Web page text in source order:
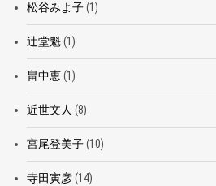
松谷みよ子(1)
辻堂魁(1)
畠中恵(1)
近世文人 (8)
宮尾登美子(10)
寺田寅彦(14)